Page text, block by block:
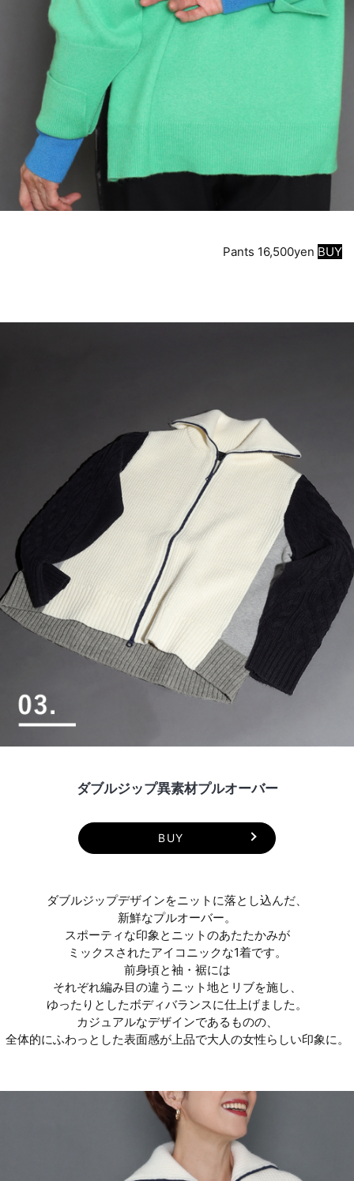
Pants 16,500yen BUY
ダブルジップ異素材プルオーバー
BUY
ダブルジップデザインをニットに落とし込んだ、
新鮮なプルオーバー。
スポーティな印象とニットのあたたかみが
ミックスされたアイコニックな1着です。
前身頃と袖・裾には
それぞれ編み目の違うニット地とリブを施し、
ゆったりとしたボディバランスに仕上げました。
カジュアルなデザインであるものの、
全体的にふわっとした表面感が上品で大人の女性らしい印象に。